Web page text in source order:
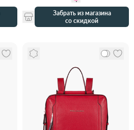
Забрать из магазина
со скидкой